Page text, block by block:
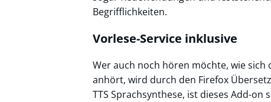
Begrifflichkeiten.
Vorlese-Service inklusive
Wer auch noch hören möchte, wie sich
anhört, wird durch den Firefox
TTS Sprachsynthese, ist dieses Add-on